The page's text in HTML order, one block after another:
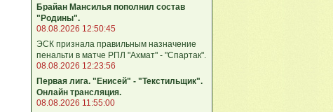
Брайан Мансилья пополнил состав
"Родины".
08.08.2026 12:50:45
ЭСК признала правильным назначение
пенальти в матче РПЛ "Ахмат" - "Спартак".
08.08.2026 12:23:56
Первая лига. "Енисей" - "Текстильщик".
Онлайн трансляция.
08.08.2026 11:55:00